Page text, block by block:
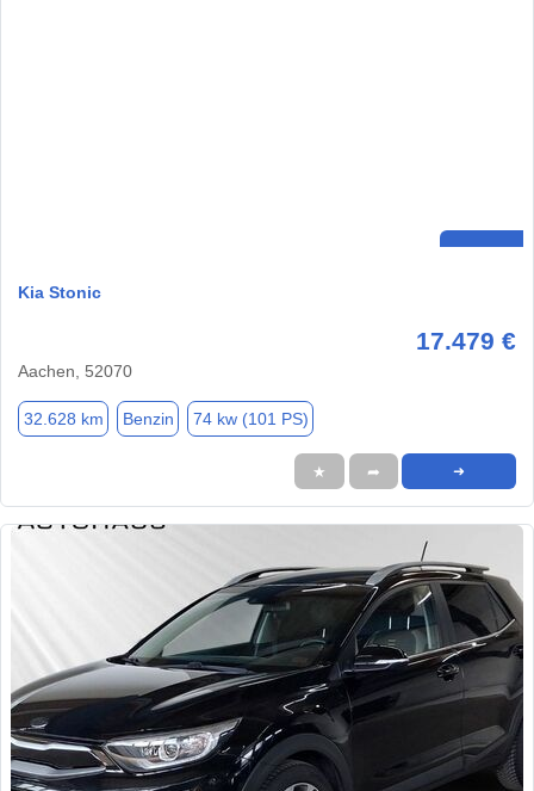
Kia Stonic
17.479 €
Aachen, 52070
32.628 km Benzin 74 kw (101 PS)
★ ➦ ➜